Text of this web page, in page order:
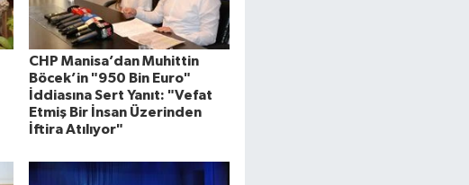
CHP Manisa’dan Muhittin
Böcek’in "950 Bin Euro"
İddiasına Sert Yanıt: "Vefat
Etmiş Bir İnsan Üzerinden
İftira Atılıyor"